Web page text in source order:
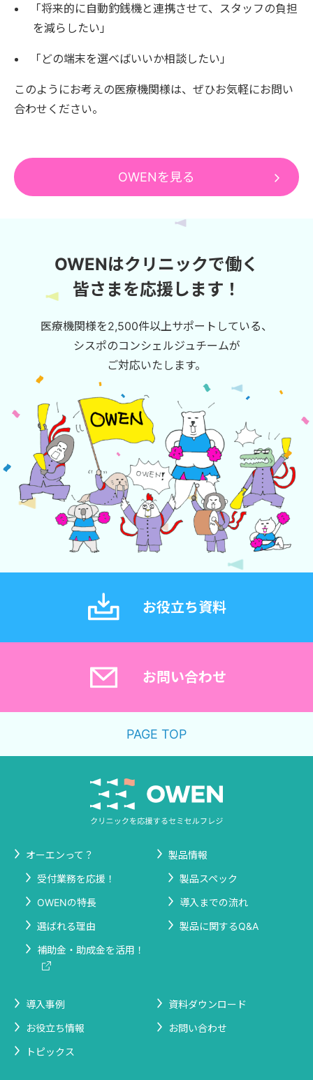
「将来的に自動釣銭機と連携させて、スタッフの負担
を減らしたい」
「どの端末を選べばいいか相談したい」
このようにお考えの医療機関様は、ぜひお気軽にお問い
合わせください。
OWENを見る
OWENはクリニックで働く
皆さまを応援します！
医療機関様を2,500件以上サポートしている、
シスポのコンシェルジュチームが
ご対応いたします。
お役立ち資料
お問い合わせ
PAGE TOP
オーエンって？
受付業務を応援！
OWENの特長
選ばれる理由
補助金・助成金を活用！
製品情報
製品スペック
導入までの流れ
製品に関するQ&A
導入事例
お役立ち情報
トピックス
資料ダウンロード
お問い合わせ